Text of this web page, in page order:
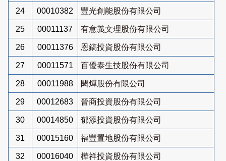
24 00010382 豐光創能股份有限公司
25 00011137 有意義文理股份有限公司
26 00011376 恩鎬投資股份有限公司
27 00011571 百優泰生技股份有限公司
28 00011988 閎燁股份有限公司
29 00012683 晉商投資股份有限公司
30 00014850 郁添投資股份有限公司
31 00015160 福豐置地股份有限公司
32 00016040 樺祥投資股份有限公司